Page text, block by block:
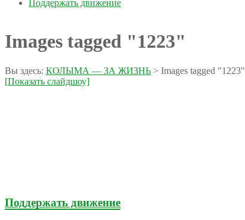
Поддержать движение
Images tagged "1223"
Вы здесь: КОЛЫМА — ЗА ЖИЗНЬ > Images tagged "1223"
[Показать слайдшоу]
Поддержать движение